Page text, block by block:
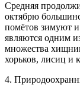
Средняя
октябрю
помётов зимуют
являются одним
множества
хорьков, лисиц и
4.